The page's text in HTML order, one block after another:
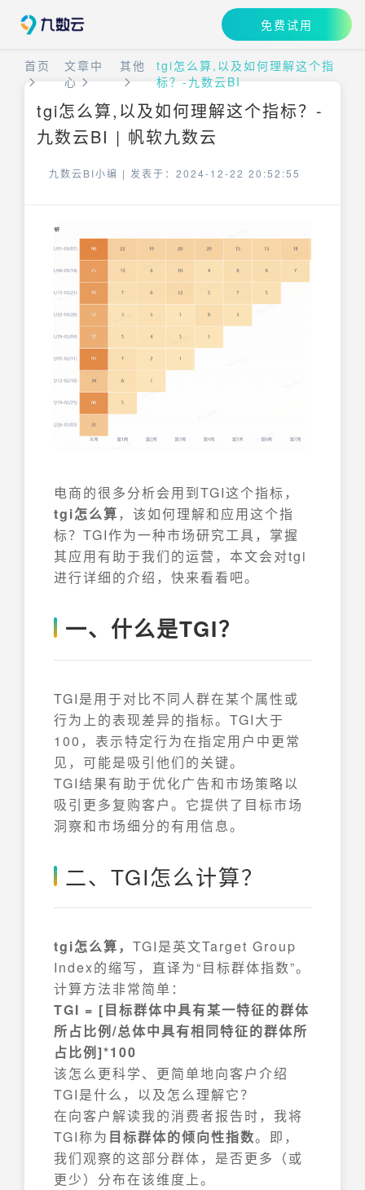
免费试用
首页
文章中
心
其他
tgi怎么算,以及如何理解这个指
标？-九数云BI
tgi怎么算,以及如何理解这个指标？-
九数云BI | 帆软九数云
九数云BI小编 | 发表于：2024-12-22 20:52:55
电商的很多分析会用到TGI这个指标，
tgi怎么算 ，该如何理解和应用这个指
标？TGI作为一种市场研究工具，掌握
其应用有助于我们的运营，本文会对tgi
进行详细的介绍，快来看看吧。
一、什么是TGI？
TGI是用于对比不同人群在某个属性或
行为上的表现差异的指标。TGI大于
100，表示特定行为在指定用户中更常
见，可能是吸引他们的关键。
TGI结果有助于优化广告和市场策略以
吸引更多复购客户。它提供了目标市场
洞察和市场细分的有用信息。
二、TGI怎么计算？
tgi怎么算， TGI是英文Target Group
Index的缩写，直译为“目标群体指数”。
计算方法非常简单：
TGI = [目标群体中具有某一特征的群体
所占比例/总体中具有相同特征的群体所
占比例]*100
该怎么更科学、更简单地向客户介绍
TGI是什么，以及怎么理解它？
在向客户解读我的消费者报告时，我将
TGI称为 目标群体的倾向性指数。即，
我们观察的这部分群体，是否更多（或
更少）分布在该维度上。